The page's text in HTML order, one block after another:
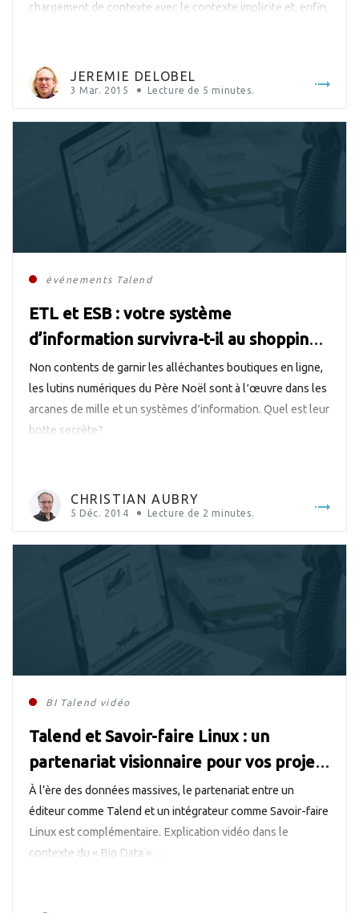
chargement de contexte avec le contexte implicite et, enfin,
JEREMIE DELOBEL
3 Mar. 2015 Lecture de 5 minutes.
événements Talend
ETL et ESB : votre système
d’information survivra-t-il au shopping
de Noël ?
Non contents de garnir les alléchantes boutiques en ligne,
les lutins numériques du Père Noël sont à l՚œuvre dans les
arcanes de mille et un systèmes d՚information. Quel est leur
botte secrète?
CHRISTIAN AUBRY
5 Déc. 2014 Lecture de 2 minutes.
BI Talend vidéo
Talend et Savoir-faire Linux : un
partenariat visionnaire pour vos projets
BI et «Big Data»
À l’ère des données massives, le partenariat entre un
éditeur comme Talend et un intégrateur comme Savoir-faire
Linux est complémentaire. Explication vidéo dans le
contexte du « Big Data »…